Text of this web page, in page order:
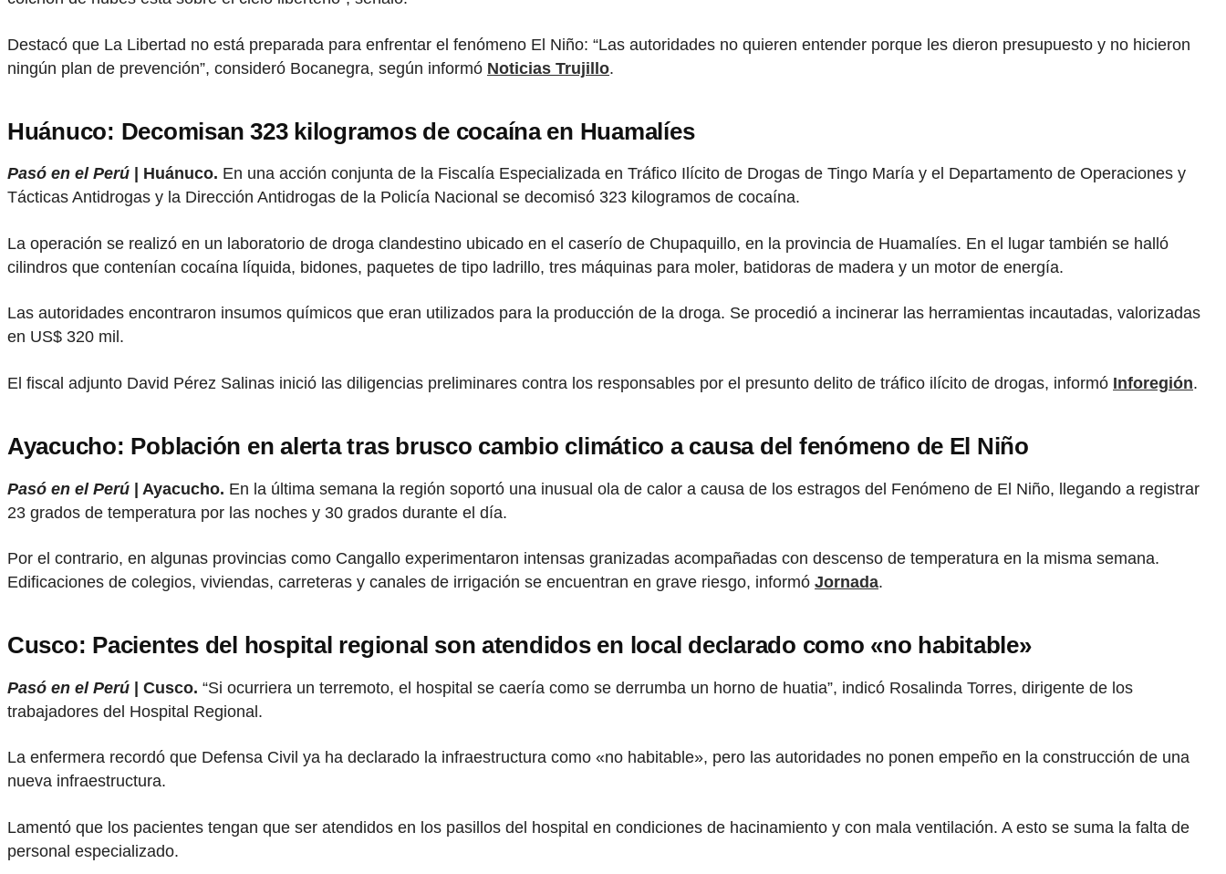
Destacó que La Libertad no está preparada para enfrentar el fenómeno El Niño: “Las autoridades no quieren entender porque les dieron presupuesto y no hicieron
ningún plan de prevención”, consideró Bocanegra, según informó Noticias Trujillo.
Huánuco: Decomisan 323 kilogramos de cocaína en Huamalíes
Pasó en el Perú | Huánuco. En una acción conjunta de la Fiscalía Especializada en Tráfico Ilícito de Drogas de Tingo María y el Departamento de Operaciones y
Tácticas Antidrogas y la Dirección Antidrogas de la Policía Nacional se decomisó 323 kilogramos de cocaína.
La operación se realizó en un laboratorio de droga clandestino ubicado en el caserío de Chupaquillo, en la provincia de Huamalíes. En el lugar también se halló
cilindros que contenían cocaína líquida, bidones, paquetes de tipo ladrillo, tres máquinas para moler, batidoras de madera y un motor de energía.
Las autoridades encontraron insumos químicos que eran utilizados para la producción de la droga. Se procedió a incinerar las herramientas incautadas, valorizadas
en US$ 320 mil.
El fiscal adjunto David Pérez Salinas inició las diligencias preliminares contra los responsables por el presunto delito de tráfico ilícito de drogas, informó Inforegión.
Ayacucho: Población en alerta tras brusco cambio climático a causa del fenómeno de El Niño
Pasó en el Perú | Ayacucho. En la última semana la región soportó una inusual ola de calor a causa de los estragos del Fenómeno de El Niño, llegando a registrar
23 grados de temperatura por las noches y 30 grados durante el día.
Por el contrario, en algunas provincias como Cangallo experimentaron intensas granizadas acompañadas con descenso de temperatura en la misma semana.
Edificaciones de colegios, viviendas, carreteras y canales de irrigación se encuentran en grave riesgo, informó Jornada.
Cusco: Pacientes del hospital regional son atendidos en local declarado como «no habitable»
Pasó en el Perú | Cusco. “Si ocurriera un terremoto, el hospital se caería como se derrumba un horno de huatia”, indicó Rosalinda Torres, dirigente de los
trabajadores del Hospital Regional.
La enfermera recordó que Defensa Civil ya ha declarado la infraestructura como «no habitable», pero las autoridades no ponen empeño en la construcción de una
nueva infraestructura.
Lamentó que los pacientes tengan que ser atendidos en los pasillos del hospital en condiciones de hacinamiento y con mala ventilación. A esto se suma la falta de
personal especializado.